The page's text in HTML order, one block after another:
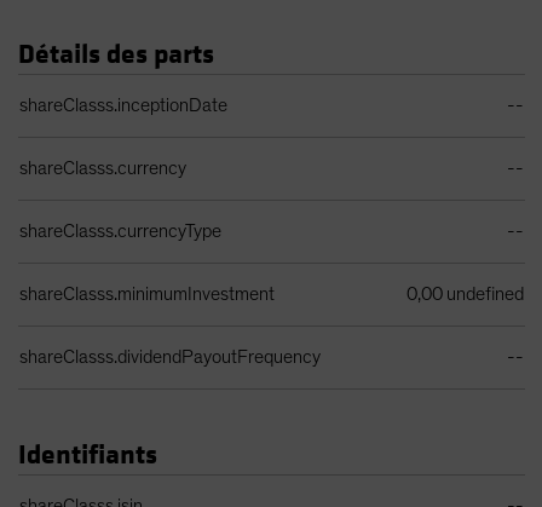
Détails des parts
shareClasss.inceptionDate --
shareClasss.currency --
shareClasss.currencyType --
shareClasss.minimumInvestment 0,00 undefined
shareClasss.dividendPayoutFrequency --
Identifiants